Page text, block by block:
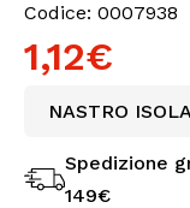
Codice: 0007938
1,12€
NASTRO
Spedizione
149€